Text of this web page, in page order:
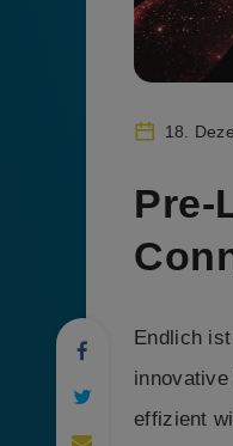
18.
Pre-
Endlich
effizient